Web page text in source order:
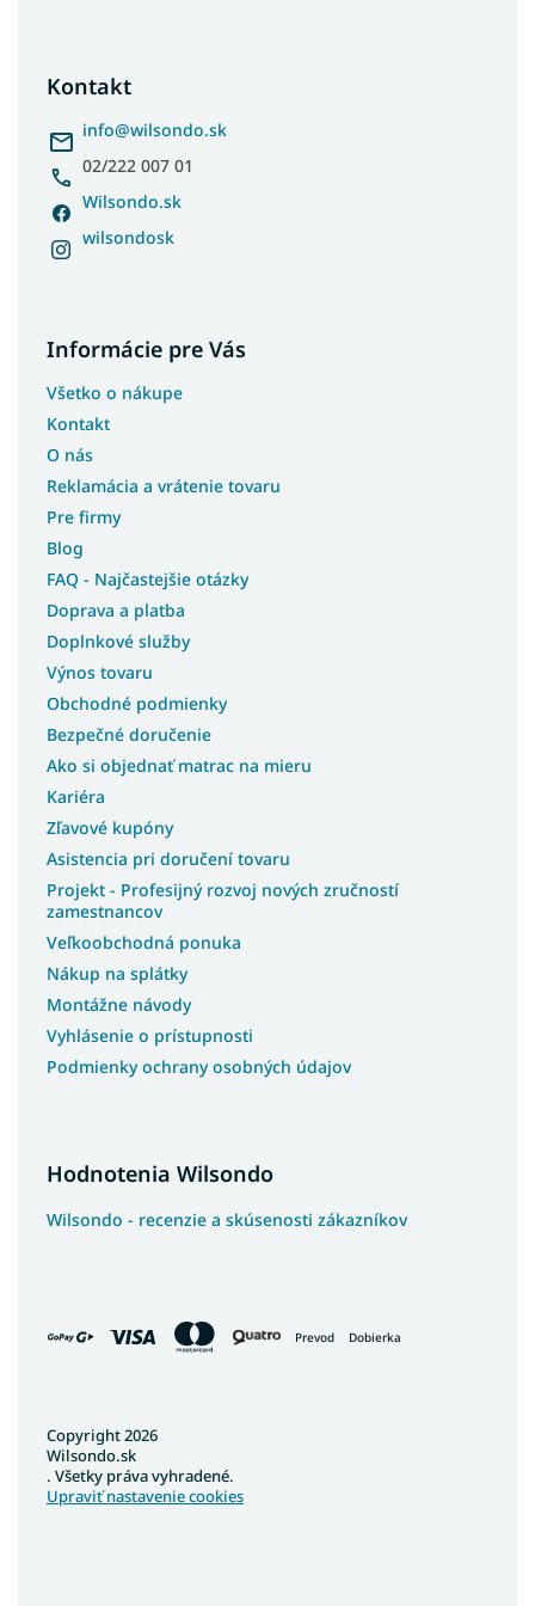
Kontakt
info@wilsondo.sk
02/222 007 01
Wilsondo.sk
wilsondosk
Informácie pre Vás
Všetko o nákupe
Kontakt
O nás
Reklamácia a vrátenie tovaru
Pre firmy
Blog
FAQ - Najčastejšie otázky
Doprava a platba
Doplnkové služby
Výnos tovaru
Obchodné podmienky
Bezpečné doručenie
Ako si objednať matrac na mieru
Kariéra
Zľavové kupóny
Asistencia pri doručení tovaru
Projekt - Profesijný rozvoj nových zručností
zamestnancov
Veľkoobchodná ponuka
Nákup na splátky
Montážne návody
Vyhlásenie o prístupnosti
Podmienky ochrany osobných údajov
Hodnotenia Wilsondo
Wilsondo - recenzie a skúsenosti zákazníkov
Prevod Dobierka
Copyright 2026
Wilsondo.sk
. Všetky práva vyhradené.
Upraviť nastavenie cookies